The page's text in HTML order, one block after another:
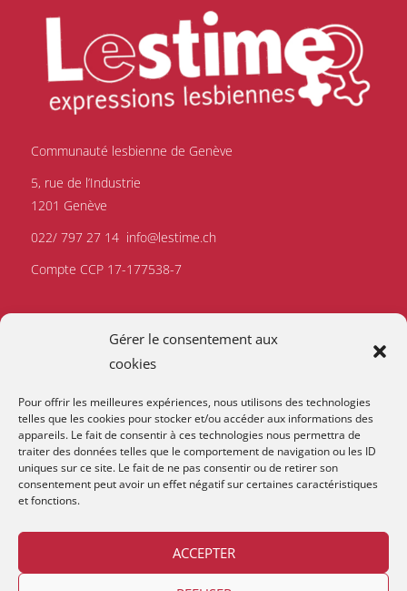
Gérer le consentement aux
cookies
Pour offrir les meilleures expériences, nous utilisons des technologies
telles que les cookies pour stocker et/ou accéder aux informations des
appareils. Le fait de consentir à ces technologies nous permettra de
traiter des données telles que le comportement de navigation ou les ID
uniques sur ce site. Le fait de ne pas consentir ou de retirer son
consentement peut avoir un effet négatif sur certaines caractéristiques
et fonctions.
ACCEPTER
Communauté lesbienne de Genève
5, rue de l’Industrie
1201 Genève
022/ 797 27 14 info@lestime.ch
Compte CCP 17-177538-7